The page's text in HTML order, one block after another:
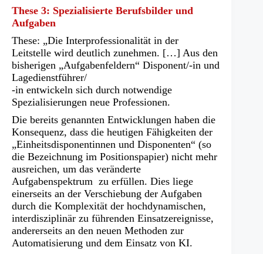
These 3: Spezialisierte Berufsbilder und
Aufgaben
These: „Die Interprofessionalität in der
Leitstelle wird deutlich zunehmen. […] Aus den
bisherigen „Aufgabenfeldern“ Disponent/-in und
Lagedienstführer/
-in entwickeln sich durch notwendige
Spezialisierungen neue Professionen.
Die bereits genannten Entwicklungen haben die
Konsequenz, dass die heutigen Fähigkeiten der
„Einheitsdisponentinnen und Disponenten“ (so
die Bezeichnung im Positionspapier) nicht mehr
ausreichen, um das veränderte
Aufgabenspektrum zu erfüllen. Dies liege
einerseits an der Verschiebung der Aufgaben
durch die Komplexität der hochdynamischen,
interdisziplinär zu führenden Einsatzereignisse,
andererseits an den neuen Methoden zur
Automatisierung und dem Einsatz von KI.